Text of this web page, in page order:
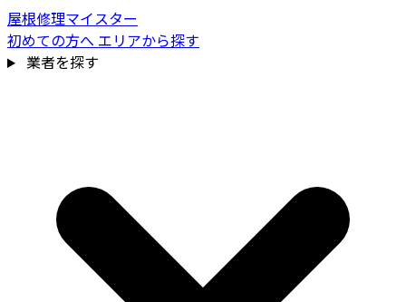
屋根修理マイスター
初めての方へ エリアから探す
業者を探す